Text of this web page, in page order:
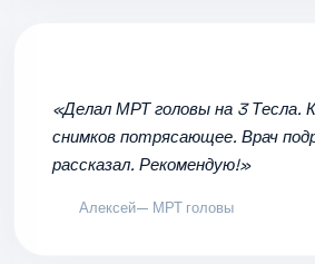
«Делал МРТ головы на 3 Тесла.
снимков потрясающее. Врач
рассказал. Рекомендую!»
Алексей— МРТ головы